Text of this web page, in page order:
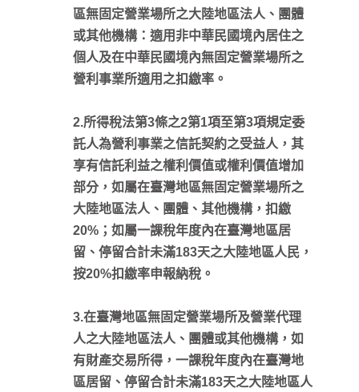
區無固定營業場所之大陸地區法人、團體
或其他機構：適用非中華民國境內居住之
個人及在中華民國境內無固定營業場所之
營利事業所適用之扣繳率。
2.所得稅法第3條之2第1項至第3項規定委
託人為營利事業之信託契約之受益人，其
享有信託利益之權利價值或權利價值增加
部分，如屬在臺灣地區無固定營業場所之
大陸地區法人、團體、其他機構，扣繳
20%；如屬一課稅年度內在臺灣地區居
留、停留合計未滿183天之大陸地區人民，
按20%扣繳率申報納稅。
3.在臺灣地區無固定營業場所及營業代理
人之大陸地區法人、團體或其他機構，如
有財產交易所得，一課稅年度內在臺灣地
區居留、停留合計未滿183天之大陸地區人